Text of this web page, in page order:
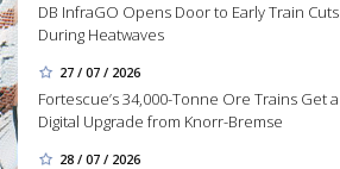
DB InfraGO Opens Door to Early Train Cuts
During Heatwaves
27 / 07 / 2026
Fortescue’s 34,000-Tonne Ore Trains Get a
Digital Upgrade from Knorr-Bremse
28 / 07 / 2026